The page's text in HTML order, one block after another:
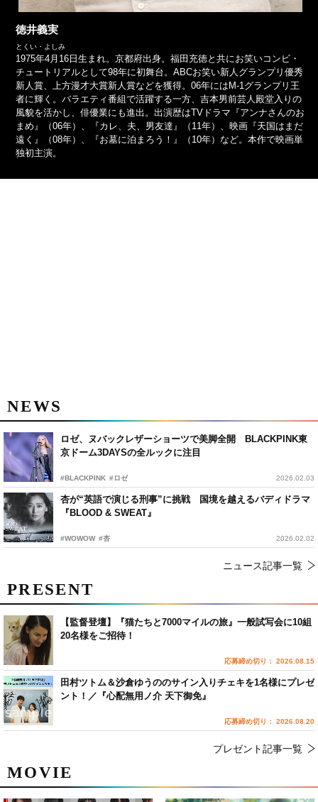
徳井義実
とくい・よしみ
1975年4月16日生まれ。京都府出身。福田充徳と共にお笑いコンビ・
チュートリアルとして98年に初舞台。ABCお笑い新人グランプリ優秀
新人賞、上方漫才大賞新人賞などを獲得。06年にはM-1グランプリ王
者に輝く。バラエティ番組で活躍する一方、吉本男前芸人殿堂入りの
風貌を活かし、俳優業にも進出。出演歴はTVドラマ『アンナさんのお
まめ』（06年）、『カレ、夫、男友達』（11年）、映画『天国はまだ
遠く』（08年）、『お墓に泊まろう！』（10年）など。本作で映画単
独初主演。
NEWS
ロゼ、ヌバックレザーショーツで美脚全開 BLACKPINK東
京ドーム3DAYSの全ルックに注目
#BLACKPINK #ロゼ 2026.02.03
杏が“英語で演じる刑事”に挑戦 国境を越えるバディドラマ
『BLOOD & SWEAT』
#WOWOW #杏 2026.02.02
ニュース記事一覧
MOVIE
PRESENT
【監督登壇】『猫たちと7000マイルの旅』一般試写会に10組
20名様をご招待！
応募締め切り： 2026.08.15
田村ツトム＆沙倉ゆうののサイン入りチェキを1名様にプレゼ
ント！／『心配無用ノ介 天下御免』
応募締め切り： 2026.08.20
プレゼント記事一覧